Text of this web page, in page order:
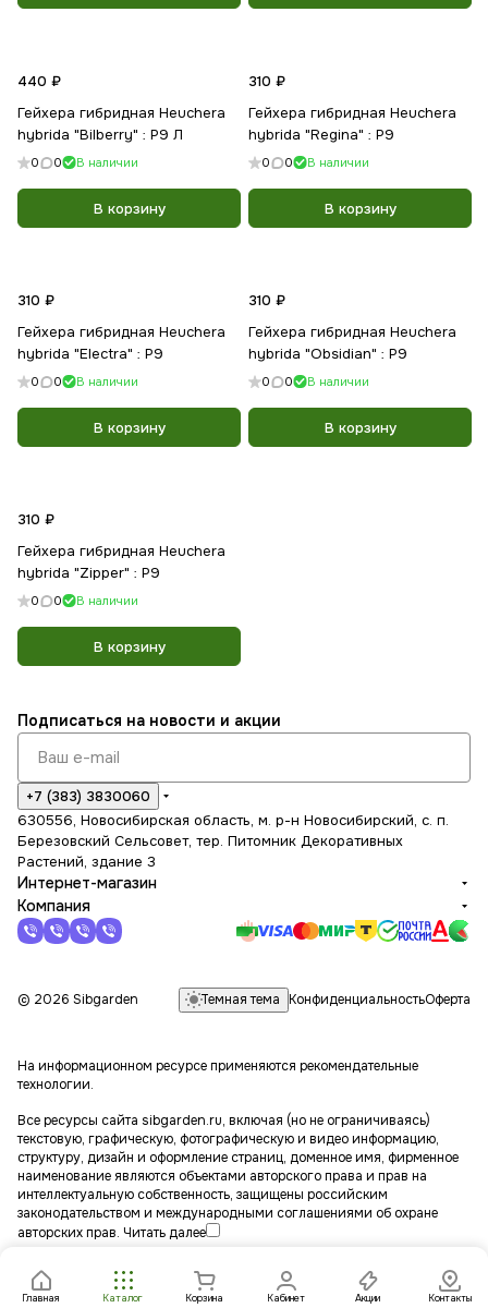
440 ₽
Гейхера гибридная Heuchera
hybrida "Bilberry" : Р9 Л
0 0 В наличии
В корзину
310 ₽
Гейхера гибридная Heuchera
hybrida "Regina" : P9
0 0 В наличии
В корзину
310 ₽
Гейхера гибридная Heuchera
hybrida "Electra" : Р9
0 0 В наличии
В корзину
310 ₽
Гейхера гибридная Heuchera
hybrida "Obsidian" : P9
0 0 В наличии
В корзину
310 ₽
Гейхера гибридная Heuchera
hybrida "Zipper" : Р9
0 0 В наличии
В корзину
Главная Каталог Корзина Кабинет Акции Контакты
Подписаться на новости и акции
+7 (383) 3830060
630556, Новосибирская область, м. р-н Новосибирский, с. п.
Березовский Сельсовет, тер. Питомник Декоративных
Растений, здание 3
Интернет-магазин
Компания
© 2026 Sibgarden Темная тема КонфиденциальностьОферта
На информационном ресурсе применяются рекомендательные
технологии.
Все ресурсы сайта sibgarden.ru, включая (но не ограничиваясь)
текстовую, графическую, фотографическую и видео информацию,
структуру, дизайн и оформление страниц, доменное имя, фирменное
наименование являются объектами авторского права и прав на
интеллектуальную собственность, защищены российским
законодательством и международными соглашениями об охране
авторских прав. Читать далее